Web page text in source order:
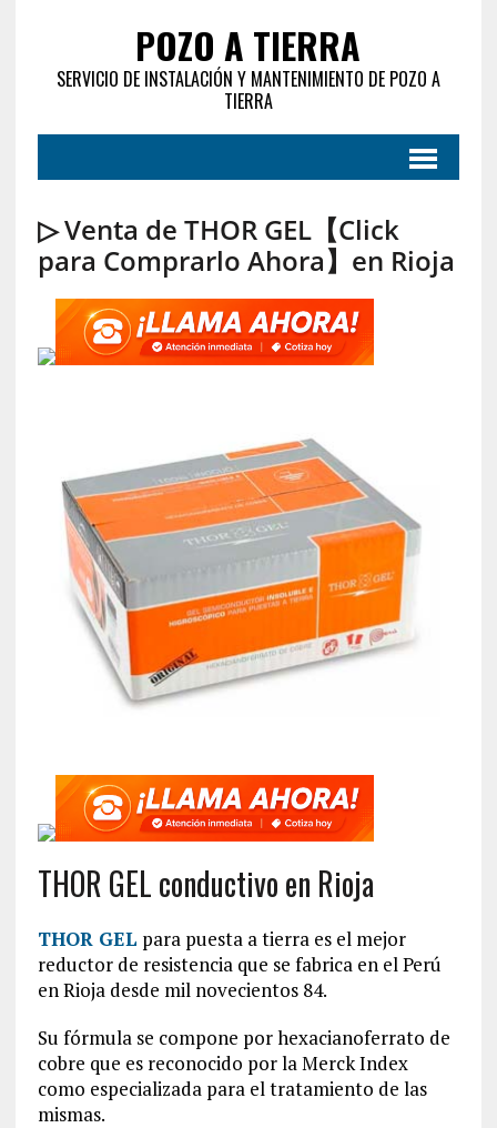
POZO A TIERRA
SERVICIO DE INSTALACIÓN Y MANTENIMIENTO DE POZO A
TIERRA
▷ Venta de THOR GEL【Click
para Comprarlo Ahora】en Rioja
THOR GEL conductivo en Rioja
THOR GEL para puesta a tierra es el mejor
reductor de resistencia que se fabrica en el Perú
en Rioja desde mil novecientos 84.
Su fórmula se compone por hexacianoferrato de
cobre que es reconocido por la Merck Index
como especializada para el tratamiento de las
mismas.